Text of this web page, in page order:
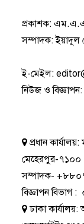
প্রকাশক:
সম্পাদক: ইয়াদুল
ই-মেইল:
নিউজ ও বিজ্ঞাপন
প্রধান কার্যালয়:
মেহেরপুর-৭১০০
সম্পাদক-
বিজ্ঞাপন বিভাগ:
ঢাকা কার্যালয়: